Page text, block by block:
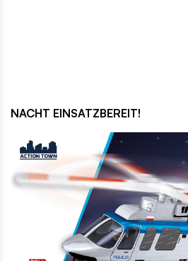
TAG
NACHT EINSATZBEREIT!